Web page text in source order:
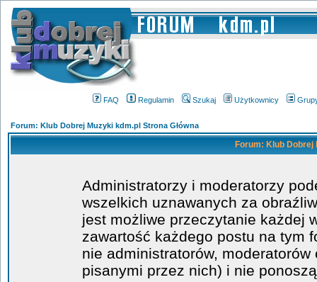
FAQ Regulamin Szukaj Użytkownicy
Forum: Klub Dobrej Muzyki kdm.pl Strona Główna
Forum: Klub
Administratorzy i moderatorzy
wszelkich uznawanych za
jest możliwe przeczytanie każdej
zawartość każdego postu na tym
nie administratorów,
pisanymi przez nich) i nie